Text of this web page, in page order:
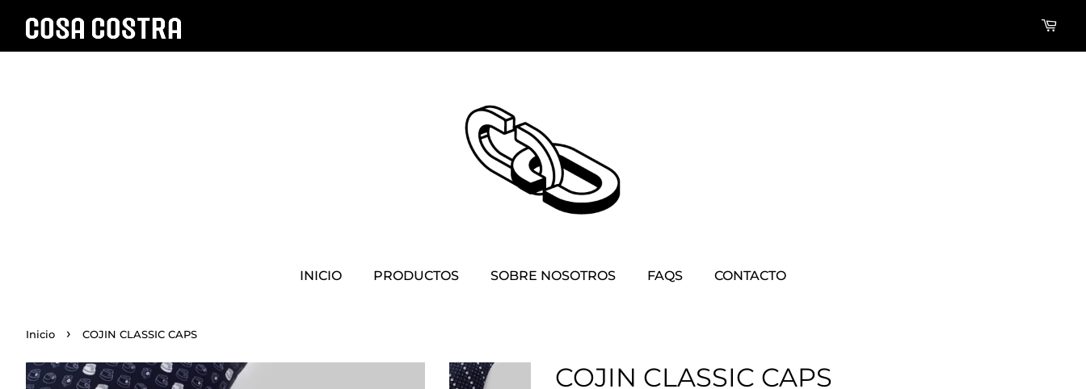
INICIO PRODUCTOS SOBRE NOSOTROS FAQS CONTACTO
Inicio › COJIN CLASSIC CAPS
COJIN CLASSIC CAPS